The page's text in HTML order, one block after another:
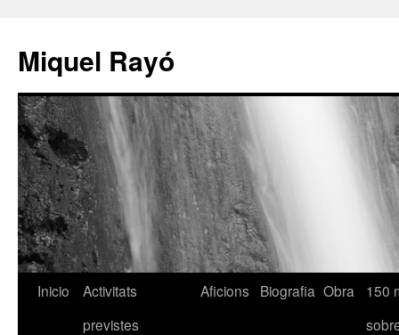
Miquel Rayó
Inicio
Activitats
previstes
Aficions Biografia Obra
150